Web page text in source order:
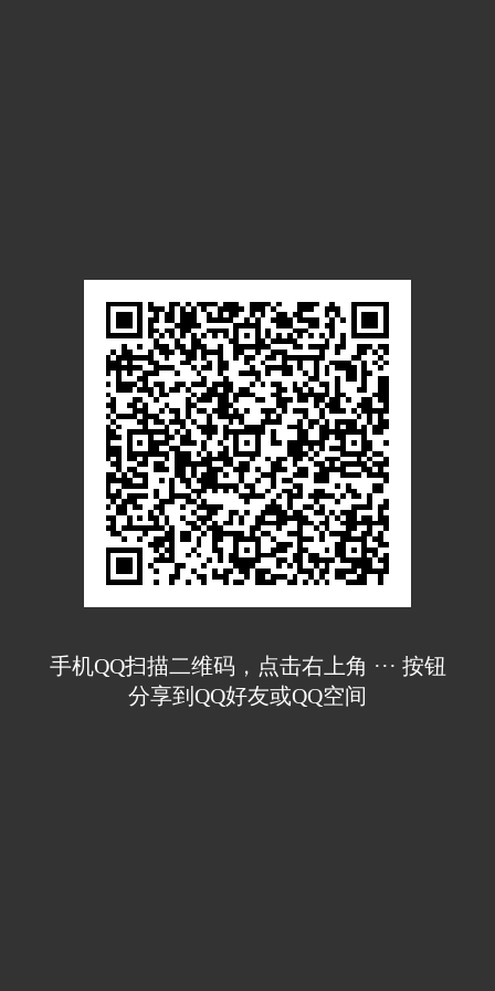
手机QQ扫描二维码，点击右上角 ··· 按钮
分享到QQ好友或QQ空间